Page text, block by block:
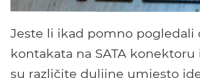
Jeste li ikad pomno
kontakata na SATA konektoru
su različite duljine umjesto